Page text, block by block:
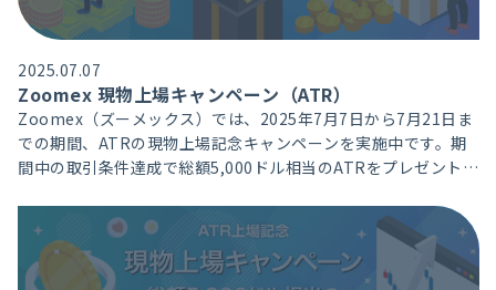
2025.07.07
Zoomex 現物上場キャンペーン（ATR）
Zoomex（ズーメックス）では、2025年7月7日から7月21日ま
での期間、ATRの現物上場記念キャンペーンを実施中です。期
間中の取引条件達成で総額5,000ドル相当のATRをプレゼントい